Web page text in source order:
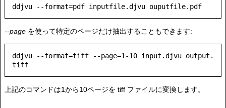
--page を使って特定のページだけ抽出することもできます:
ddjvu --format=tiff --page=1-10 input.djvu output.
上記のコマンドは1から10ページを tiff ファイルに変換します。